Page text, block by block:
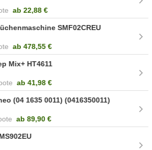
ab 22,88 €
SMF02CREU
ab478,55 €
Mix+ HT4611
ab41,98 €
(04 1635 0011) (0416350011)
ab 89,90 €